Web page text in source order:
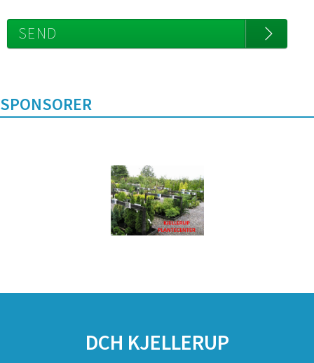
SEND
SPONSORER
DCH KJELLERUP